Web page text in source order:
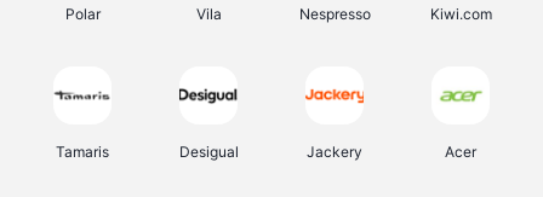
Polar Vila Nespresso Kiwi.com
Tamaris Desigual Jackery Acer